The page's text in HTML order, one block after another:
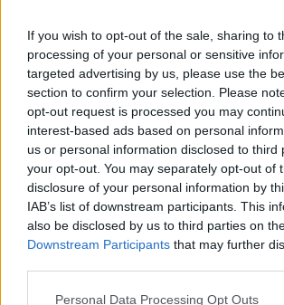
If you wish to opt-out of the sale, sharing to
processing of your personal or sensitive
targeted advertising by us, please use the
section to confirm your selection. Please
opt-out request is processed you may
interest-based ads based on personal
us or personal information disclosed to third
your opt-out. You may separately opt-out of
disclosure of your personal information by
IAB’s list of downstream participants. This
also be disclosed by us to third parties on
Downstream Participants that may further
Personal Data Processing Opt Outs
plancia. Tutto ciò rende il KUV100 NXT
cittadino e nelle gite fuori porta, ma manche
lavoro e per le necessità quotidiane, come
scuola o fare la spesa.
Con il modello KUV100 NXT M-Bifuel a
vantaggi. Infatti il possesso di un’auto a GPL
ridotti, prevede l’esenzione o la riduzione del
automobilistica, a seconda delle Regioni,
gratuito nelle aree a traffico limitato di